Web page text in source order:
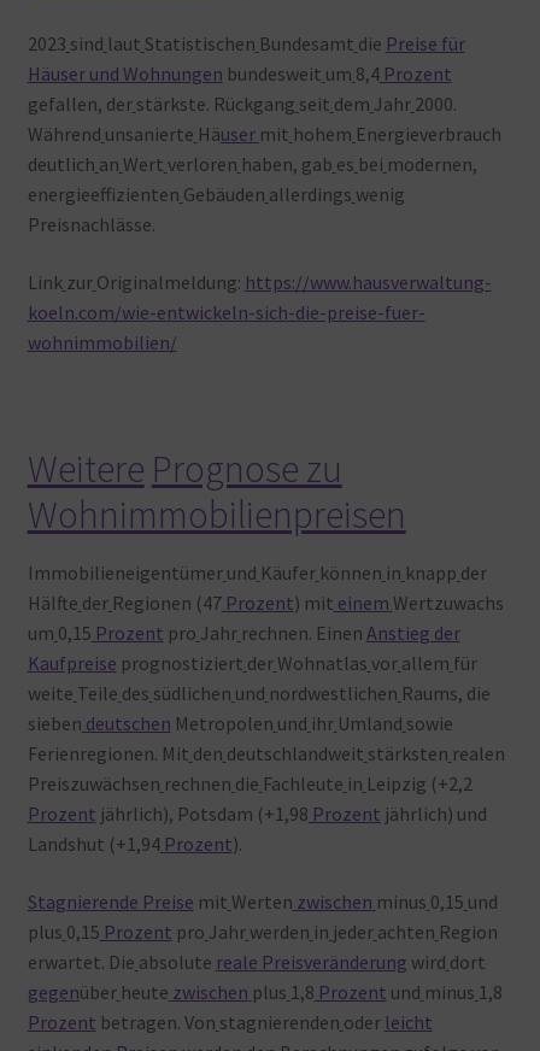
2023 sind laut Statistischen Bundesamt die Preise für
Häuser und Wohnungen bundesweit um 8,4Prozent
gefallen, der stärkste. Rückgang seit dem Jahr 2000.
Während unsanierte Häuser mit hohem Energieverbrauch
deutlich an Wert verloren haben, gab es bei modernen,
energieeffizienten Gebäuden allerdings wenig
Preisnachlässe.
Link zur Originalmeldung: https://www.hausverwaltung-
koeln.com/wie-entwickeln-sich-die-preise-fuer-
wohnimmobilien/
Weitere Prognose zu
Wohnimmobilienpreisen
Immobilieneigentümer und Käufer können in knapp der
Hälfte der Regionen (47Prozent) mit einem Wertzuwachs
um 0,15 Prozent pro Jahr rechnen. Einen Anstieg der
Kaufpreise prognostiziert der Wohnatlas vor allem für
weite Teile des südlichen und nordwestlichen Raums, die
sieben deutschen Metropolen und ihr Umland sowie
Ferienregionen. Mit den deutschlandweit stärksten realen
Preiszuwächsen rechnen die Fachleute in Leipzig (+2,2
Prozent jährlich), Potsdam (+1,98 Prozent jährlich) und
Landshut (+1,94Prozent).
Stagnierende Preise mit Werten zwischen minus 0,15 und
plus 0,15 Prozent pro Jahr werden in jeder achten Region
erwartet. Die absolute reale Preisveränderung wird dort
gegenüber heute zwischen plus 1,8 Prozent und minus 1,8
Prozent betragen. Von stagnierenden oder leicht